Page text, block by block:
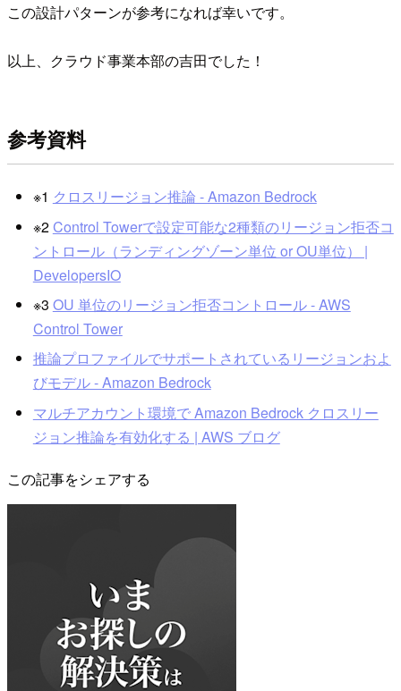
この設計パターンが参考になれば幸いです。
以上、クラウド事業本部の吉田でした！
参考資料
※1 クロスリージョン推論 - Amazon Bedrock
※2Control Towerで設定可能な2種類のリージョン拒否コ
ントロール（ランディングゾーン単位 or OU単位） |
DevelopersIO
※3 OU 単位のリージョン拒否コントロール - AWS
Control Tower
推論プロファイルでサポートされているリージョンおよ
びモデル - Amazon Bedrock
マルチアカウント環境で Amazon Bedrock クロスリー
ジョン推論を有効化する | AWS ブログ
この記事をシェアする